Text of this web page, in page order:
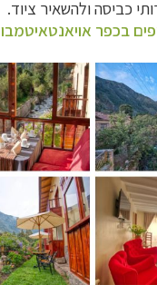
כביסה ולהשאיר ציוד.
בכפר אויאנטאיטמבו